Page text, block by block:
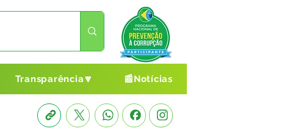
Transparência🔽 📰Notícias